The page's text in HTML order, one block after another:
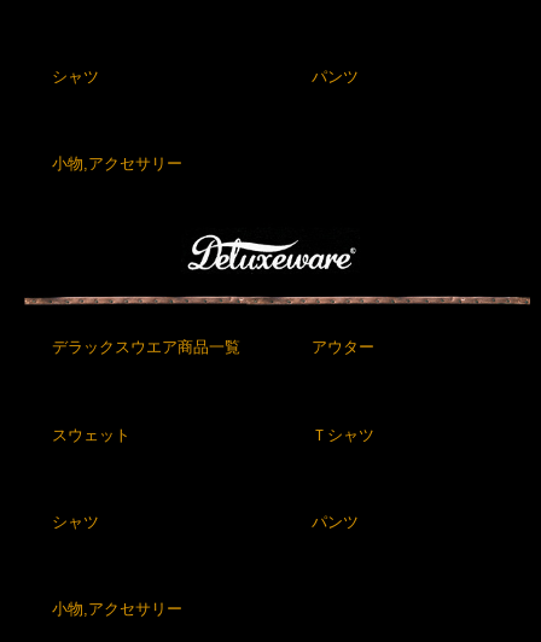
シャツ パンツ
小物,アクセサリー
デラックスウエア商品一覧 アウター
スウェット Ｔシャツ
シャツ パンツ
小物,アクセサリー